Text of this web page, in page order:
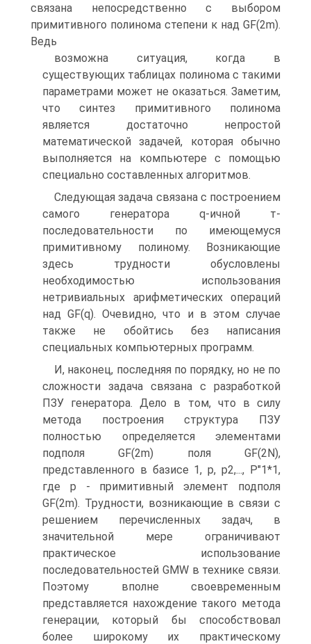
связана непосредственно с выбором
примитивного полинома степени к над GF(2m).
Ведь
возможна ситуация, когда в
существующих таблицах полинома с такими
параметрами может не оказаться. Заметим,
что синтез примитивного полинома
является достаточно непростой
математической задачей, которая обычно
выполняется на компьютере с помощью
специально составленных алгоритмов.
Следующая задача связана с построением
самого генератора q-ичной т-
последовательности по имеющемуся
примитивному полиному. Возникающие
здесь трудности обусловлены
необходимостью использования
нетривиальных арифметических операций
над GF(q). Очевидно, что и в этом случае
также не обойтись без написания
специальных компьютерных программ.
И, наконец, последняя по порядку, но не по
сложности задача связана с разработкой
ПЗУ генератора. Дело в том, что в силу
метода построения структура ПЗУ
полностью определяется элементами
подполя GF(2m) поля GF(2N),
представленного в базисе 1, р, р2,..., Р"1*1,
где р - примитивный элемент подполя
GF(2m). Трудности, возникающие в связи с
решением перечисленных задач, в
значительной мере ограничивают
практическое использование
последовательностей GMW в технике связи.
Поэтому вполне своевременным
представляется нахождение такого метода
генерации, который бы способствовал
более широкому их практическому